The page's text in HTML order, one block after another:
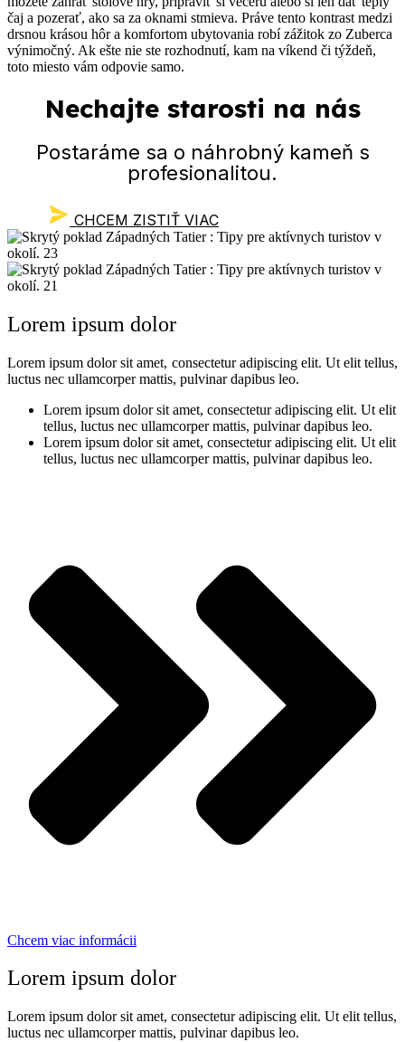
čaj a pozerať, ako sa za oknami stmieva. Práve tento kontrast medzi
drsnou krásou hôr a komfortom ubytovania robí zážitok zo Zuberca
výnimočný. Ak ešte nie ste rozhodnutí, kam na víkend či týždeň,
toto miesto vám odpovie samo.
Nechajte starosti na nás
Postaráme sa o náhrobný kameň s
profesionalitou.
CHCEM ZISTIŤ VIAC
Lorem ipsum dolor
Lorem ipsum dolor sit amet, consectetur adipiscing elit. Ut elit tellus,
luctus nec ullamcorper mattis, pulvinar dapibus leo.
Lorem ipsum dolor sit amet, consectetur adipiscing elit. Ut elit
tellus, luctus nec ullamcorper mattis, pulvinar dapibus leo.
Lorem ipsum dolor sit amet, consectetur adipiscing elit. Ut elit
tellus, luctus nec ullamcorper mattis, pulvinar dapibus leo.
Chcem viac informácii
Lorem ipsum dolor
Lorem ipsum dolor sit amet, consectetur adipiscing elit. Ut elit tellus,
luctus nec ullamcorper mattis, pulvinar dapibus leo.